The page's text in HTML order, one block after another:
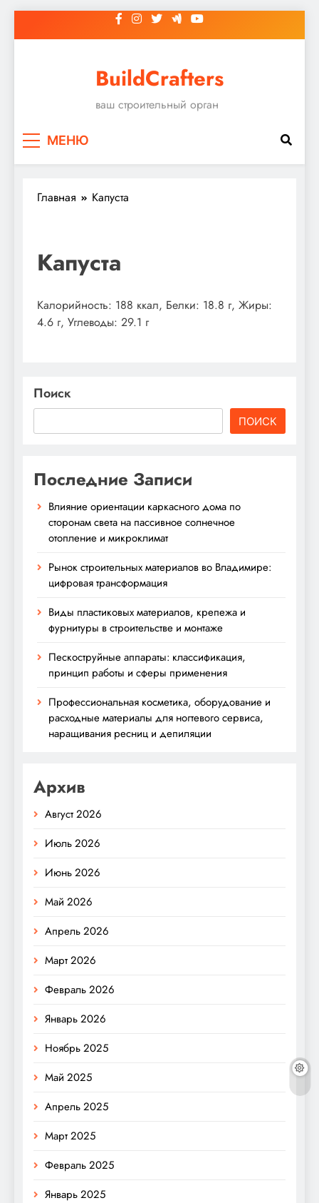
к
BuildCrafters
ваш строительный орган
МЕНЮ
Главная Капуста
Капуста
Калорийность: 188 ккал, Белки: 18.8 г, Жиры:
4.6 г, Углеводы: 29.1 г
Поиск
ПОИСК
Последние Записи
Влияние ориентации каркасного дома по
сторонам света на пассивное солнечное
отопление и микроклимат
Рынок строительных материалов во Владимире:
цифровая трансформация
Виды пластиковых материалов, крепежа и
фурнитуры в строительстве и монтаже
Пескоструйные аппараты: классификация,
принцип работы и сферы применения
Профессиональная косметика, оборудование и
расходные материалы для ногтевого сервиса,
наращивания ресниц и депиляции
Архив
Август 2026
Июль 2026
Июнь 2026
Май 2026
Апрель 2026
Март 2026
Февраль 2026
Январь 2026
Ноябрь 2025
Май 2025
Апрель 2025
Март 2025
Февраль 2025
Январь 2025